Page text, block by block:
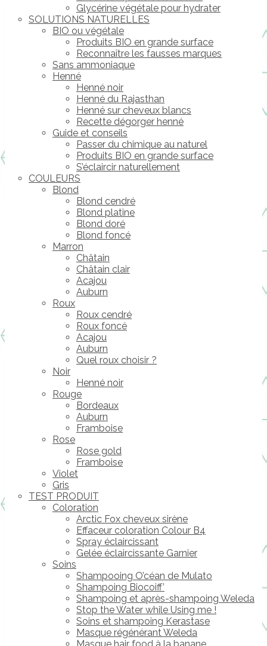
Glycérine végétale pour hydrater
SOLUTIONS NATURELLES
BIO ou végétale
Produits BIO en grande surface
Reconnaître les fausses marques
Sans ammoniaque
Henné
Henné noir
Henné du Rajasthan
Henné sur cheveux blancs
Recette dégorger henné
Guide et conseils
Passer du chimique au naturel
Produits BIO en grande surface
S’éclaircir naturellement
COULEURS
Blond
Blond cendré
Blond platine
Blond doré
Blond foncé
Marron
Châtain
Châtain clair
Acajou
Auburn
Roux
Roux cendré
Roux foncé
Acajou
Auburn
Quel roux choisir ?
Noir
Henné noir
Rouge
Bordeaux
Auburn
Framboise
Rose
Rose gold
Framboise
Violet
Gris
TEST PRODUIT
Coloration
Arctic Fox cheveux sirène
Effaceur coloration Colour B4
Spray éclaircissant
Gelée éclaircissante Garnier
Soins
Shampooing O’céan de Mulato
Shampoing Biocoiff’
Shampoing et après-shampoing Weleda
Stop the Water while Using me !
Soins et shampoing Kerastase
Masque régénérant Weleda